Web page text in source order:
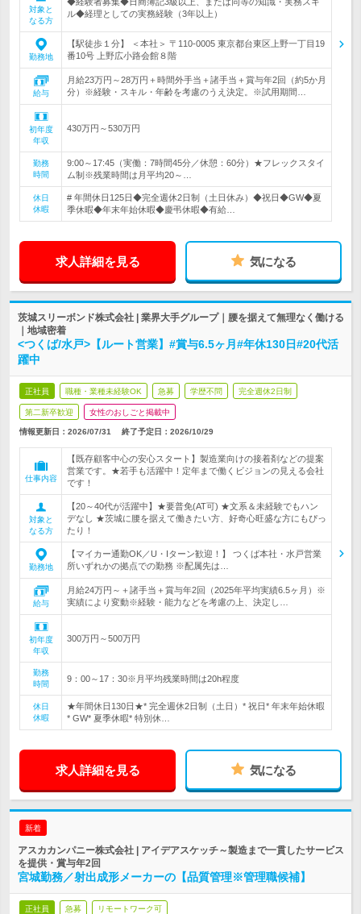
対象と
なる方
ル◆経理としての実務経験（3年以上）
勤務地
【駅徒歩１分】 ＜本社＞ 〒110-0005 東京都台東区上野一丁目19
番10号 上野広小路会館８階
給与
月給23万円～28万円＋時間外手当＋諸手当＋賞与年2回（約5か月
分）※経験・スキル・年齢を考慮のうえ決定。※試用期間…
初年度
年収
430万円～530万円
勤務
時間
9:00～17:45（実働：7時間45分／休憩：60分）★フレックスタイ
ム制※残業時間は月平均20～…
休日
休暇
# 年間休日125日◆完全週休2日制（土日休み）◆祝日◆GW◆夏
季休暇◆年末年始休暇◆慶弔休暇◆有給…
求人詳細を見る 気になる
茨城スリーボンド株式会社 | 業界大手グループ｜腰を据えて無理なく働ける
｜地域密着
<つくば/水戸>【ルート営業】#賞与6.5ヶ月#年休130日#20代活
躍中
正社員 職種・業種未経験OK 急募 学歴不問 完全週休2日制
第二新卒歓迎 女性のおしごと掲載中
情報更新日：2026/07/31 終了予定日： 2026/10/29
仕事内容
【既存顧客中心の安心スタート】製造業向けの接着剤などの提案
営業です。★若手も活躍中！定年まで働くビジョンの見える会社
です！
対象と
なる方
【20～40代が活躍中】★要普免(AT可) ★文系＆未経験でもハン
デなし ★茨城に腰を据えて働きたい方、好奇心旺盛な方にもぴっ
たり！
勤務地
【マイカー通勤OK／U・Iターン歓迎！】 つくば本社・水戸営業
所いずれかの拠点での勤務 ※配属先は…
給与
月給24万円～＋諸手当＋賞与年2回（2025年平均実績6.5ヶ月）※
実績により変動※経験・能力などを考慮の上、決定し…
初年度
年収
300万円～500万円
勤務
時間
9：00～17：30※月平均残業時間は20h程度
休日
休暇
★年間休日130日★* 完全週休2日制（土日）* 祝日* 年末年始休暇
* GW* 夏季休暇* 特別休…
求人詳細を見る 気になる
新着
アスカカンパニー株式会社 | アイデアスケッチ～製造まで一貫したサービス
を提供・賞与年2回
宮城勤務／射出成形メーカーの【品質管理※管理職候補】
正社員 急募 リモートワーク可